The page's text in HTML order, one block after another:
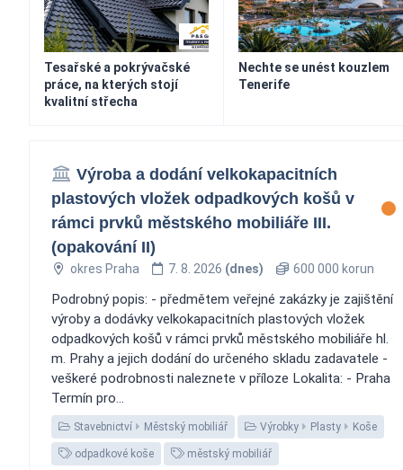
Tesařské a pokrývačské
práce, na kterých stojí
kvalitní střecha
Nechte se unést kouzlem
Tenerife
Výroba a dodání velkokapacitních
plastových vložek odpadkových košů v
rámci prvků městského mobiliáře III.
(opakování II)
okres Praha 7. 8. 2026 (dnes) 600 000 korun
Podrobný popis: - předmětem veřejné zakázky je zajištění
výroby a dodávky velkokapacitních plastových vložek
odpadkových košů v rámci prvků městského mobiliáře hl.
m. Prahy a jejich dodání do určeného skladu zadavatele -
veškeré podrobnosti naleznete v příloze Lokalita: - Praha
Termín pro...
Stavebnictví Městský mobiliář Výrobky Plasty Koše
odpadkové koše městský mobiliář